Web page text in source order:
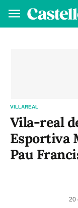
VILLAREAL
Vila-real
Esportiva
Pau
20